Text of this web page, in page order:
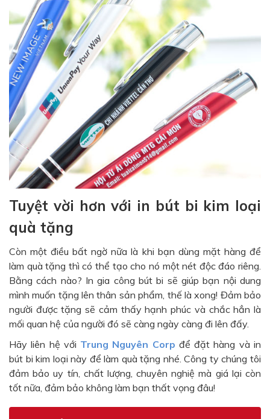
Tuyệt vời hơn với in bút bi kim loại
quà tặng
Còn một điều bất ngờ nữa là khi bạn dùng mặt hàng để
làm quà tặng thì có thể tạo cho nó một nét độc đáo riêng.
Bằng cách nào? In gia công bút bi sẽ giúp bạn nội dung
mình muốn tặng lên thân sản phẩm, thế là xong! Đảm bảo
người được tặng sẽ cảm thấy hạnh phúc và chắc hẳn là
mối quan hệ của người đó sẽ càng ngày càng đi lên đấy.
Hãy liên hệ với Trung Nguyên Corp để đặt hàng và in
bút bi kim loại này để làm quà tặng nhé. Công ty chúng tôi
đảm bảo uy tín, chất lượng, chuyên nghiệ mà giá lại còn
tốt nữa, đảm bảo không làm bạn thất vọng đâu!